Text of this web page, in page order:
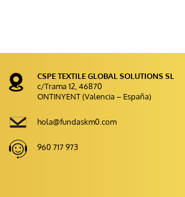
CSPE TEXTILE GLOBAL SOLUTIONS SL
c/Trama 12, 46870
ONTINYENT (Valencia – España)
hola@fundaskm0.com
960 717 973